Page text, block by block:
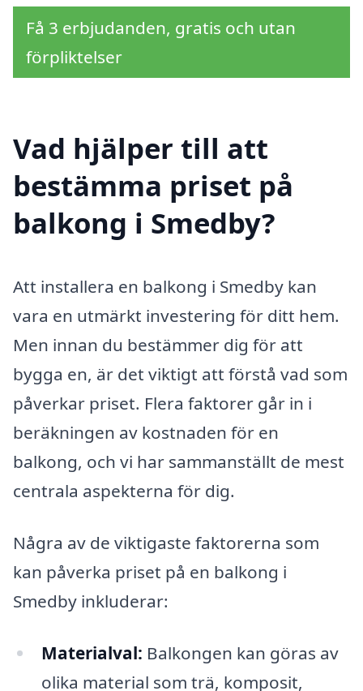
Få 3 erbjudanden, gratis och utan
förpliktelser
Vad hjälper till att
bestämma priset på
balkong i Smedby?
Att installera en balkong i Smedby kan
vara en utmärkt investering för ditt hem.
Men innan du bestämmer dig för att
bygga en, är det viktigt att förstå vad som
påverkar priset. Flera faktorer går in i
beräkningen av kostnaden för en
balkong, och vi har sammanställt de mest
centrala aspekterna för dig.
Några av de viktigaste faktorerna som
kan påverka priset på en balkong i
Smedby inkluderar:
Materialval: Balkongen kan göras av
olika material som trä, komposit,